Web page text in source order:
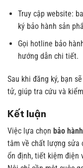
Truy cập website:
ký bảo hành sản
Gọi hotline bảo
hướng dẫn chi tiết.
Sau khi đăng ký, bạn
tử, giúp tra cứu và
Kết luận
Việc lựa chọn bảo
tâm về chất lượng sửa
ổn định, tiết kiệm điện